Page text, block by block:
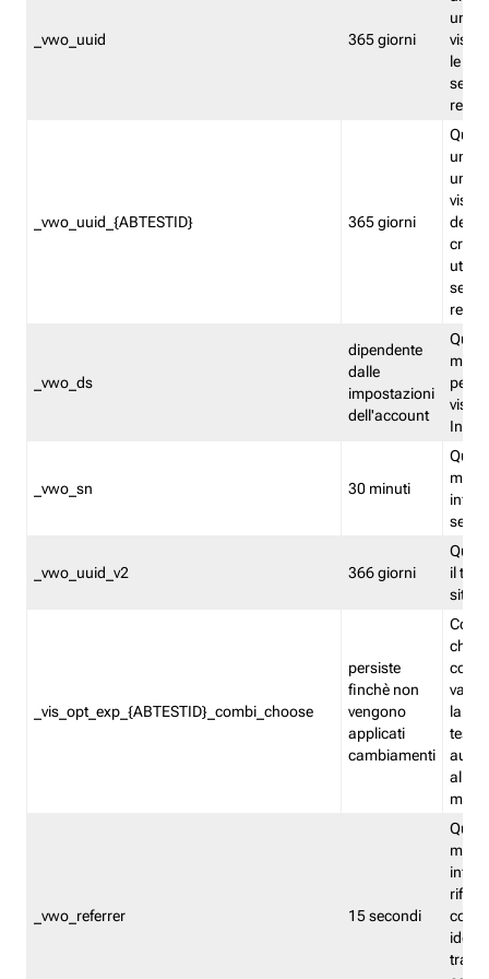
_vwo_uuid 365 giorni
le
_vwo_uuid_{ABTESTID} 365 giorni
un
del
_vwo_ds
dipendente
dalle
impostazioni
dell'account
_vwo_sn 30 minuti
_vwo_uuid_v2 366 giorni
il
sito
_vis_opt_exp_{ABTESTID}_combi_choose
persiste
finchè non
vengono
applicati
cambiamenti
che
la
test.
_vwo_referrer 15 secondi